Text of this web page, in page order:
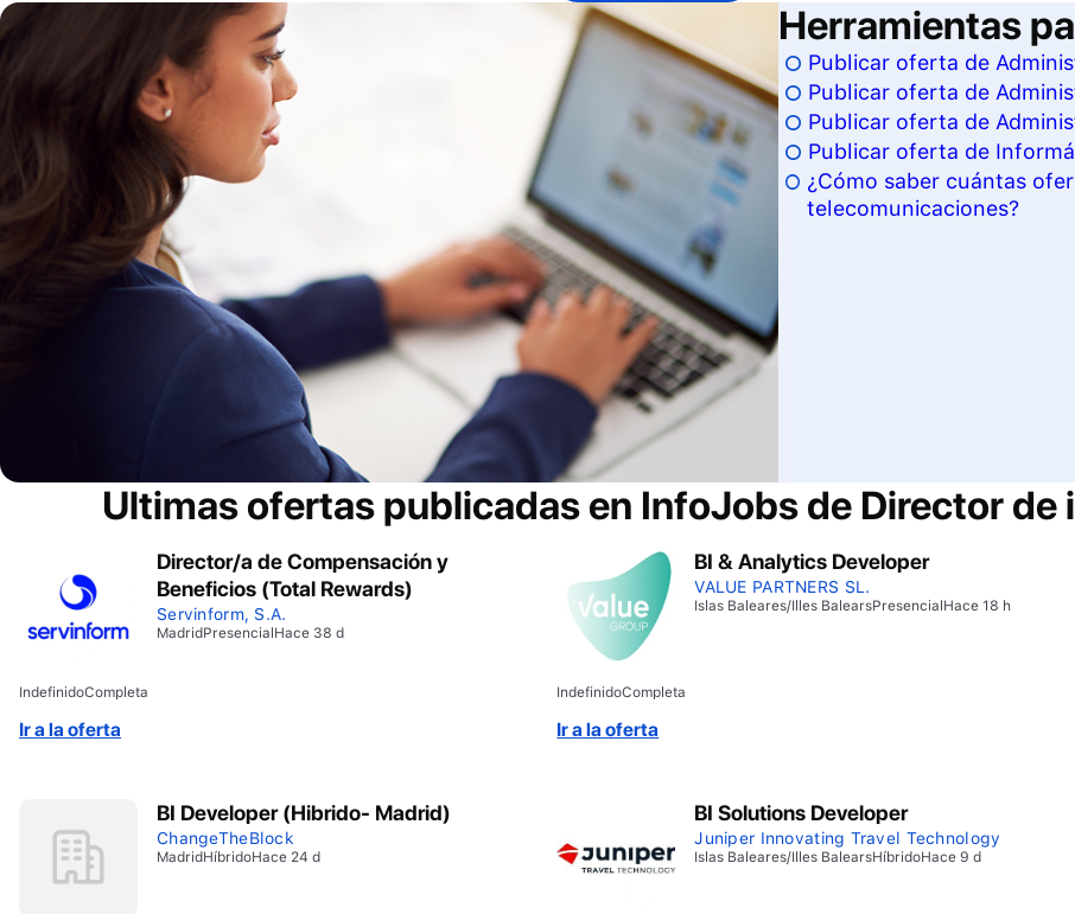
Herramientas
Publicar oferta de
Publicar oferta de
Publicar oferta de
Publicar oferta de
¿Cómo saber cuántas
telecomunicaciones?
Ultimas ofertas publicadas en InfoJobs de Director de
Director/a de Compensación y
Beneficios (Total Rewards)
Servinform, S.A.
MadridPresencialHace 38 d
IndefinidoCompleta
Ir a la oferta
BI & Analytics Developer
VALUE PARTNERS SL.
Islas Baleares/Illes BalearsPresencialHace 18 h
IndefinidoCompleta
Ir a la oferta
BI Developer (Hibrido- Madrid)
ChangeTheBlock
MadridHíbridoHace 24 d
BI Solutions Developer
Juniper Innovating Travel Technology
Islas Baleares/Illes BalearsHíbridoHace 9 d